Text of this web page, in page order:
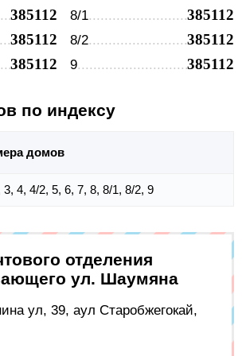
385112
385112
385112
8/1 385112
8/2 385112
9 385112
по индексу
домов
3, 4, 4/2, 5, 6, 7, 8, 8/1, 8/2, 9
отделения
ул. Шаумяна
ул, 39, аул Старобжегокай,